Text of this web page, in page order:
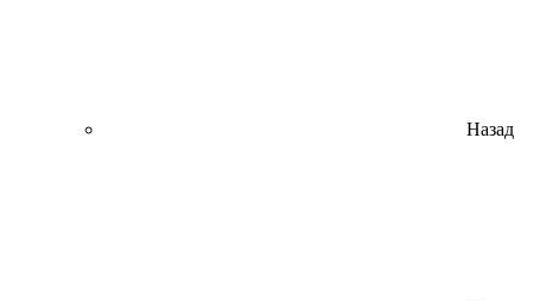
Назад